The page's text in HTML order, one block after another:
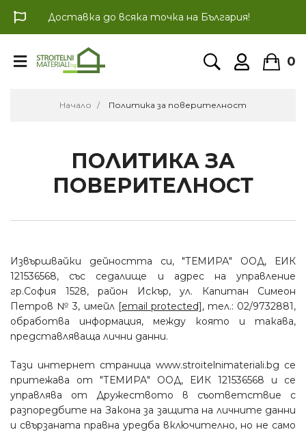
Доставка до всяка точка на България!
0
Начало Политика за поверителност
ПОЛИТИКА ЗА
ПОВЕРИТЕЛНОСТ
Извършвайки дейността си, "ТЕМИРА" ООД, ЕИК
121536568, със седалище и адрес на управление
гр.София 1528, район Искър, ул. Капитан Симеон
Петров № 3, имейл [email protected], тел.: 02/9732881,
обработва информация, между която и такава,
представляваща лични данни.
Тази интернет страница www.stroitelnimateriali.bg се
притежава от "ТЕМИРА" ООД, ЕИК 121536568 и се
управлява от Дружеството в съответствие с
разпоредбите на Закона за защита на личните данни
и свързаната правна уредба включително, но не само